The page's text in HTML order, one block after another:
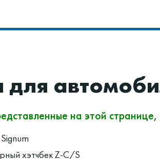
для
на этой
хэтчбек Z-C/S